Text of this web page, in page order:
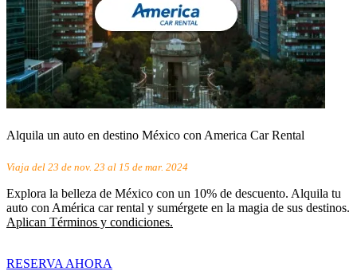
Alquila un auto en destino México con America Car Rental
Viaja del 23 de nov. 23 al 15 de mar. 2024
Explora la belleza de México con un 10% de descuento. Alquila tu
auto con América car rental y sumérgete en la magia de sus destinos.
Aplican Términos y condiciones.
RESERVA AHORA